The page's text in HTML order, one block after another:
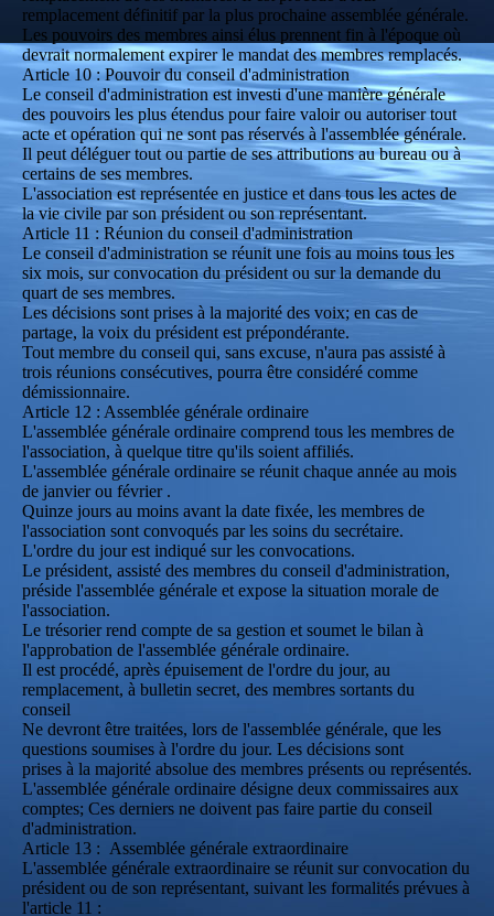
remplacement définitif par la plus prochaine assemblée générale.
Les pouvoirs des membres ainsi élus prennent fin à l'époque où
devrait normalement expirer le mandat des membres remplacés.
Article 10 : Pouvoir du conseil d'administration
Le conseil d'administration est investi d'une manière générale
des pouvoirs les plus étendus pour faire valoir ou autoriser tout
acte et opération qui ne sont pas réservés à l'assemblée générale.
Il peut déléguer tout ou partie de ses attributions au bureau ou à
certains de ses membres.
L'association est représentée en justice et dans tous les actes de
la vie civile par son président ou son représentant.
Article 11 : Réunion du conseil d'administration
Le conseil d'administration se réunit une fois au moins tous les
six mois, sur convocation du président ou sur la demande du
quart de ses membres.
Les décisions sont prises à la majorité des voix; en cas de
partage, la voix du président est prépondérante.
Tout membre du conseil qui, sans excuse, n'aura pas assisté à
trois réunions consécutives, pourra être considéré comme
démissionnaire.
Article 12 : Assemblée générale ordinaire
L'assemblée générale ordinaire comprend tous les membres de
l'association, à quelque titre qu'ils soient affiliés.
L'assemblée générale ordinaire se réunit chaque année au mois
de janvier ou février .
Quinze jours au moins avant la date fixée, les membres de
l'association sont convoqués par les soins du secrétaire.
L'ordre du jour est indiqué sur les convocations.
Le président, assisté des membres du conseil d'administration,
préside l'assemblée générale et expose la situation morale de
l'association.
Le trésorier rend compte de sa gestion et soumet le bilan à
l'approbation de l'assemblée générale ordinaire.
Il est procédé, après épuisement de l'ordre du jour, au
remplacement, à bulletin secret, des membres sortants du
conseil
Ne devront être traitées, lors de l'assemblée générale, que les
questions soumises à l'ordre du jour. Les décisions sont
prises à la majorité absolue des membres présents ou représentés.
L'assemblée générale ordinaire désigne deux commissaires aux
comptes; Ces derniers ne doivent pas faire partie du conseil
d'administration.
Article 13 : Assemblée générale extraordinaire
L'assemblée générale extraordinaire se réunit sur convocation du
président ou de son représentant, suivant les formalités prévues à
l'article 11 :